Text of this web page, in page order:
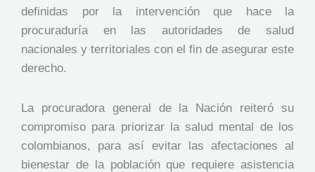
definidas por la intervención que hace la
procuraduría en las autoridades de salud
nacionales y territoriales con el fin de asegurar este
derecho.
La procuradora general de la Nación reiteró su
compromiso para priorizar la salud mental de los
colombianos, para así evitar las afectaciones al
bienestar de la población que requiere asistencia